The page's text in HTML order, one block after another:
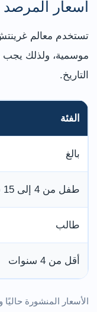
أسعار المرصد
تستخدم معالم
موسمية، ولذلك يجب
التاريخ.
الفئة
بالغ
طفل من 4 إلى 15 سنة
طالب
أقل من 4 سنوات
الأسعار المنشورة